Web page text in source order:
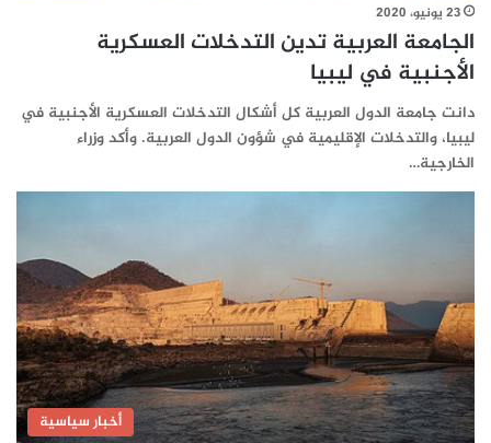
23 يونيو، 2020
الجامعة العربية تدين التدخلات العسكرية
الأجنبية في ليبيا
دانت جامعة الدول العربية كل أشكال التدخلات العسكرية الأجنبية في
ليبيا، والتدخلات الإقليمية في شؤون الدول العربية. وأكد وزراء
الخارجية…
أخبار سياسية